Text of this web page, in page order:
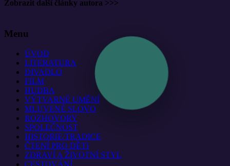
Zobrazit další články autora >>>
Zjistěte díky působivému románu více o sklářské tradici
Menu
ÚVOD
LITERATURA
DIVADLO
FILM
HUDBA
VÝTVARNÉ UMĚNÍ
MLUVENÉ SLOVO
ROZHOVORY
SPOLEČNOST
HISTORIE/TRADICE
ČTENÍ PRO DĚTI
ZDRAVÍ A ŽIVOTNÍ STYL
CESTOVÁNÍ